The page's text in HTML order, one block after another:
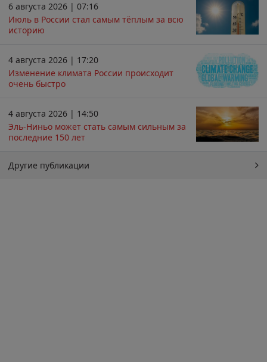
6 августа 2026 | 07:16
Июль в России стал самым тёплым за всю
историю
4 августа 2026 | 17:20
Изменение климата России происходит
очень быстро
4 августа 2026 | 14:50
Эль-Ниньо может стать самым сильным за
последние 150 лет
Другие публикации